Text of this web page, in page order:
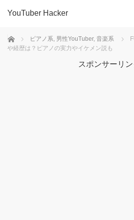
YouTuber Hacker
ホーム ピアノ系, 男性YouTuber, 音楽系
や経歴は？ピアノの実力やイケメン説も
スポンサーリン